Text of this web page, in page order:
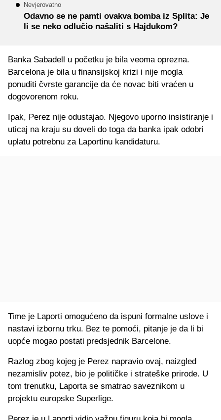
Nevjerovatno
Odavno se ne pamti ovakva bomba iz Splita: Je
li se neko odlučio našaliti s Hajdukom?
Banka Sabadell u početku je bila veoma oprezna.
Barcelona je bila u finansijskoj krizi i nije mogla
ponuditi čvrste garancije da će novac biti vraćen u
dogovorenom roku.
Ipak, Perez nije odustajao. Njegovo uporno insistiranje i
uticaj na kraju su doveli do toga da banka ipak odobri
uplatu potrebnu za Laportinu kandidaturu.
Time je Laporti omogućeno da ispuni formalne uslove i
nastavi izbornu trku. Bez te pomoći, pitanje je da li bi
uopće mogao postati predsjednik Barcelone.
Razlog zbog kojeg je Perez napravio ovaj, naizgled
nezamisliv potez, bio je političke i strateške prirode. U
tom trenutku, Laporta se smatrao saveznikom u
projektu europske Superlige.